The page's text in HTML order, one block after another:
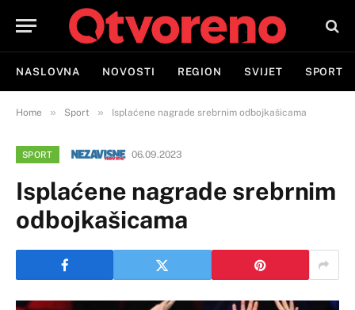
NASLOVNA NOVOSTI REGION SVIJET SPORT
Home » Sport » Isplaćene nagrade srebrnim odbojkašicama
SPORT 06.09.2023
Isplaćene nagrade srebrnim
odbojkašicama